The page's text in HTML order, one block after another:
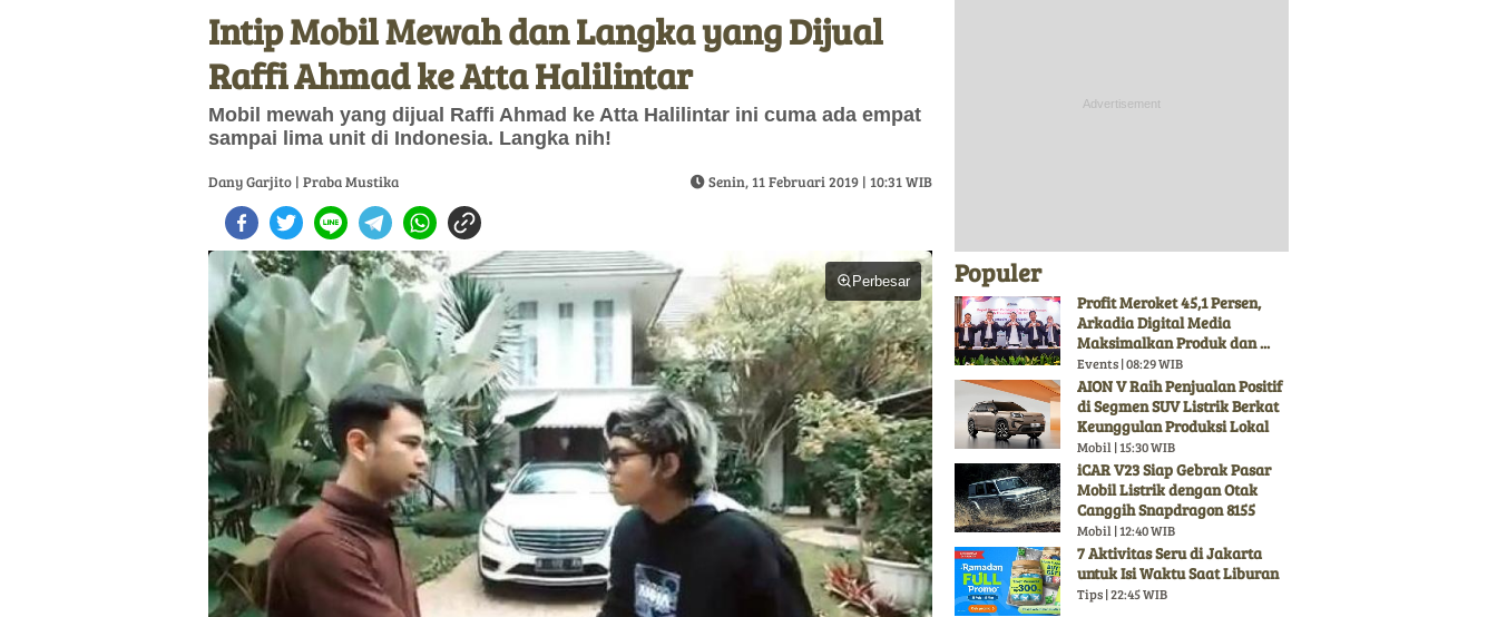
Intip Mobil Mewah dan Langka yang Dijual
Raffi Ahmad ke Atta Halilintar
Mobil mewah yang dijual Raffi Ahmad ke Atta Halilintar ini cuma ada empat
sampai lima unit di Indonesia. Langka nih!
Dany Garjito | Praba Mustika Senin, 11 Februari 2019 | 10:31 WIB
Perbesar Populer
Profit Meroket 45,1 Persen,
Arkadia Digital Media
Maksimalkan Produk dan ...
Events | 08:29 WIB
AION V Raih Penjualan Positif
di Segmen SUV Listrik Berkat
Keunggulan Produksi Lokal
Mobil | 15:30 WIB
iCAR V23 Siap Gebrak Pasar
Mobil Listrik dengan Otak
Canggih Snapdragon 8155
Mobil | 12:40 WIB
7 Aktivitas Seru di Jakarta
untuk Isi Waktu Saat Liburan
Tips | 22:45 WIB